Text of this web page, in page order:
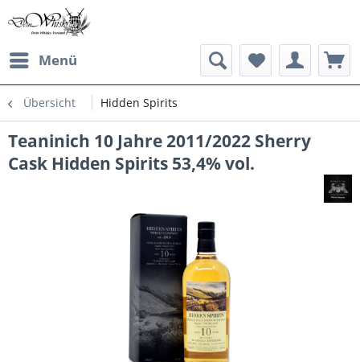
Menü
Übersicht Hidden Spirits
Teaninich 10 Jahre 2011/2022 Sherry
Cask Hidden Spirits 53,4% vol.